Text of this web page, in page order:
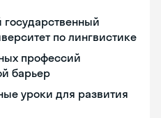
государственный
по лингвистике
профессий
барьер
уроки для развития